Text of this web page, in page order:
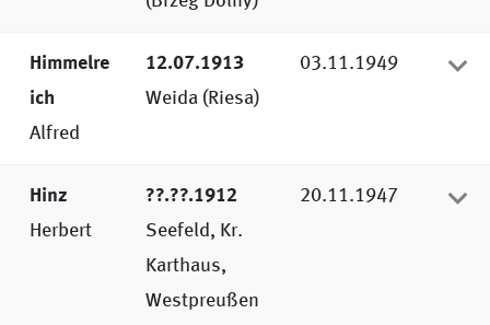
Himmelre
ich
Alfred
12.07.1913
Weida (Riesa)
03.11.1949
Hinz
Herbert
??.??.1912
Seefeld, Kr.
Karthaus,
Westpreußen
20.11.1947